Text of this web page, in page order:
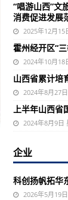
“唱游山西”文
消费促进发展
2025年12月15
霍州经开区“
2024年10月18
山西省累计培
2024年8月27
上半年山西省
2024年8月9日
企业
科创扬帆拓华
2026年5月19